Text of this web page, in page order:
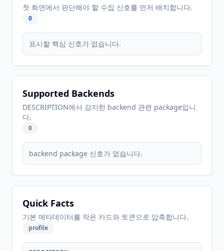
첫 화면에서 판단해야 할 수집 신호를 먼저 배치합니다.
0
표시할 핵심 신호가 없습니다.
Supported Backends
DESCRIPTION에서 감지한 backend 관련 package입니
다.
0
backend package 신호가 없습니다.
Quick Facts
기본 메타데이터를 작은 카드와 토큰으로 압축합니다.
profile